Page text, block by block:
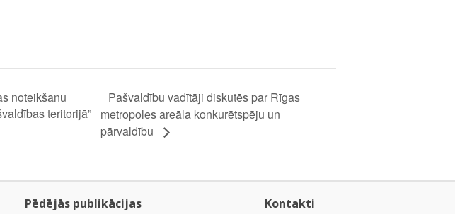
noteikšanu
teritorijā”
Pašvaldību vadītāji diskutēs par Rīgas
metropoles areāla konkurētspēju un
pārvaldību
Pēdējās publikācijas Kontakti